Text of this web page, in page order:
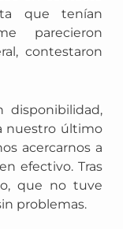
que tenían
parecieron
contestaron
nuestro último
acercarnos a
efectivo. Tras
que no tuve
problemas.